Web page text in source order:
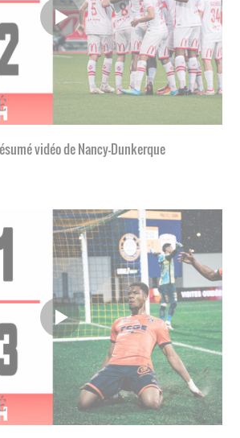
vidéo de Nancy-Dunkerque